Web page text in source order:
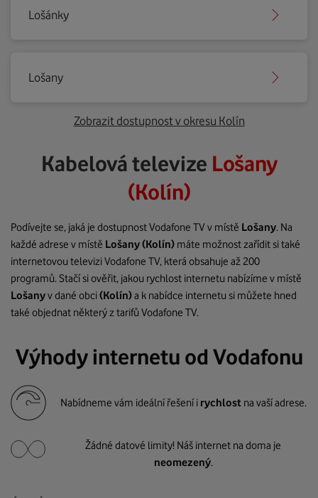
Lošánky
Lošany
Zobrazit dostupnost v okresu Kolín
Kabelová televize Lošany
(Kolín)
Podívejte se, jaká je dostupnost Vodafone TV v místě Lošany. Na
každé adrese v místě Lošany(Kolín) máte možnost zařídit si také
internetovou televizi Vodafone TV, která obsahuje až 200
programů. Stačí si ověřit, jakou rychlost internetu nabízíme v místě
Lošanyv dané obci(Kolín)a k nabídce internetu si můžete hned
také objednat některý z tarifů Vodafone TV.
Výhody internetu od Vodafonu
Nabídneme vám ideální řešení i rychlost na vaší adrese.
Žádné datové limity! Náš internet na doma je
neomezený.